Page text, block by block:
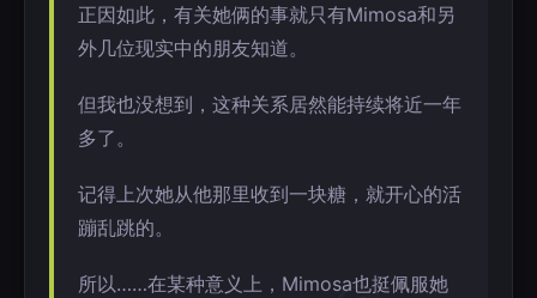
正因如此，有关她俩的事就只有Mimosa和另
外几位现实中的朋友知道。
但我也没想到，这种关系居然能持续将近一年
多了。
记得上次她从他那里收到一块糖，就开心的活
蹦乱跳的。
所以……在某种意义上，Mimosa也挺佩服她